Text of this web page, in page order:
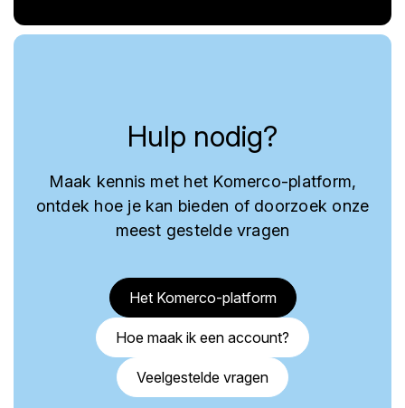
Hulp nodig?
Maak kennis met het Komerco-platform,
ontdek hoe je kan bieden of doorzoek onze
meest gestelde vragen
Het Komerco-platform
Hoe maak ik een account?
Veelgestelde vragen